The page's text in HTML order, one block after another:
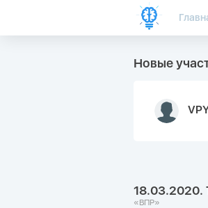
Новые
18.03.2020.
«ВПР»